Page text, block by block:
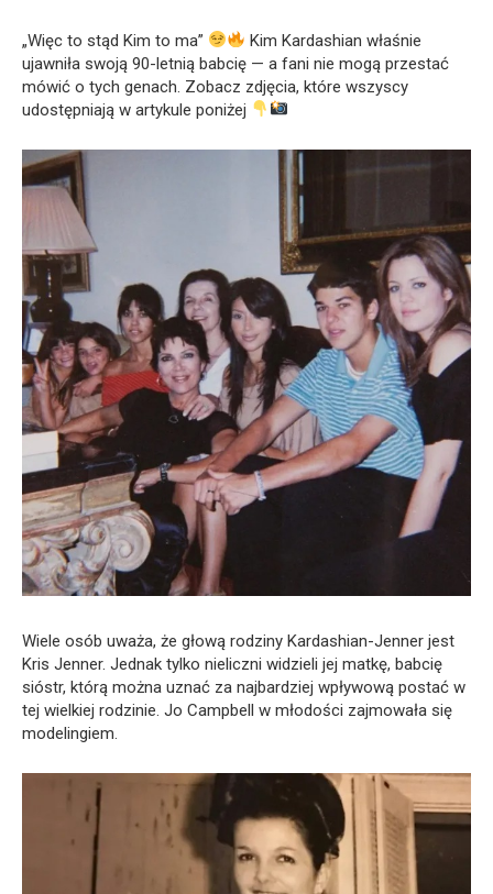
„Więc to stąd Kim to ma”
Kim Kardashian właśnie
ujawniła swoją 90-letnią babcię — a fani nie mogą przestać
mówić o tych genach. Zobacz zdjęcia, które wszyscy
udostępniają w artykule poniżej
Wiele osób uważa, że głową rodziny Kardashian-Jenner jest
Kris Jenner. Jednak tylko nieliczni widzieli jej matkę, babcię
sióstr, którą można uznać za najbardziej wpływową postać w
tej wielkiej rodzinie. Jo Campbell w młodości zajmowała się
modelingiem.